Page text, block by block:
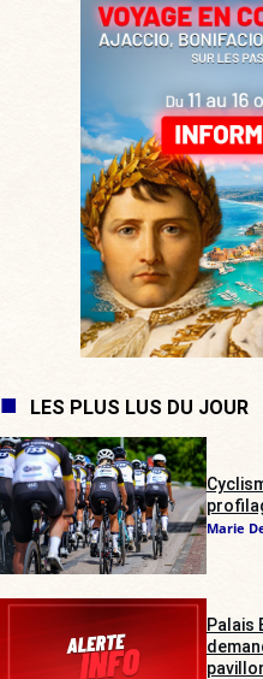
LES PLUS LUS DU JOUR
Marie
Palais